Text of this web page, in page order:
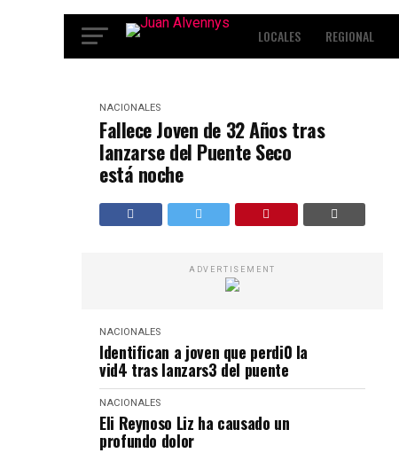
LOCALES REGIONAL
NACIONALES
Fallece Joven de 32 Años tras
lanzarse del Puente Seco
está noche
ADVERTISEMENT
NACIONALES
Identifican a joven que perdi0 la
vid4 tras lanzars3 del puente
NACIONALES
Eli Reynoso Liz ha causado un
profundo dolor